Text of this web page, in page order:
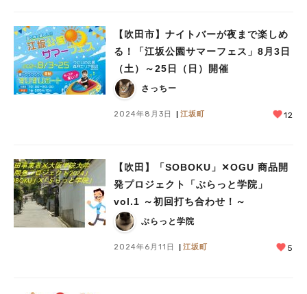
【吹田市】ナイトバーが夜まで楽しめ
る！「江坂公園サマーフェス」8月3日
（土）～25日（日）開催
さっちー
2024年8月3日 江坂町 12
【吹田】「SOBOKU」✕OGU 商品開
発プロジェクト「ぶらっと学院」
vol.1 ～初回打ち合わせ！～
ぶらっと学院
2024年6月11日 江坂町 5